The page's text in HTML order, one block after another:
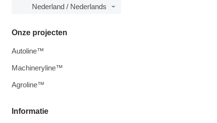
Nederland / Nederlands
Informatie
Onze projecten
Autoline™
Machineryline™
Agroline™